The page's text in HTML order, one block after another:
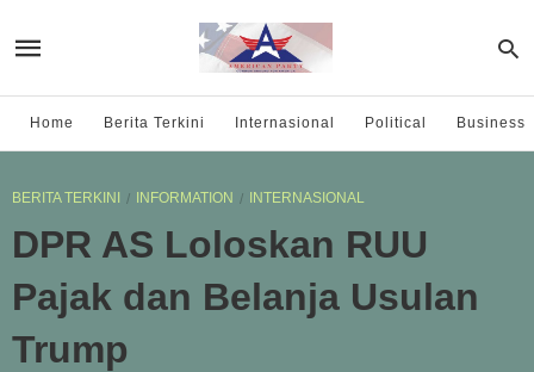
Home Berita Terkini Internasional Political Business
BERITA TERKINI INFORMATION INTERNASIONAL
DPR AS Loloskan RUU
Pajak dan Belanja Usulan
Trump